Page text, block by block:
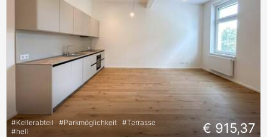
#Kellerabteil #Parkmöglichkeit #Terrasse
#hell € 915,37